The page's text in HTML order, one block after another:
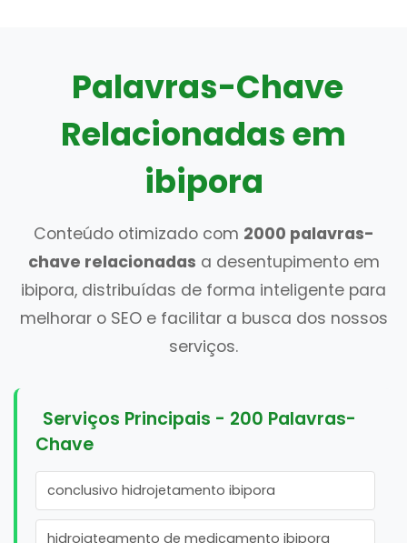
Palavras-Chave
Relacionadas em
ibipora
Conteúdo otimizado com 2000 palavras-
chave relacionadas a desentupimento em
ibipora, distribuídas de forma inteligente para
melhorar o SEO e facilitar a busca dos nossos
serviços.
Serviços Principais - 200 Palavras-
Chave
conclusivo hidrojetamento ibipora
hidrojateamento de medicamento ibipora